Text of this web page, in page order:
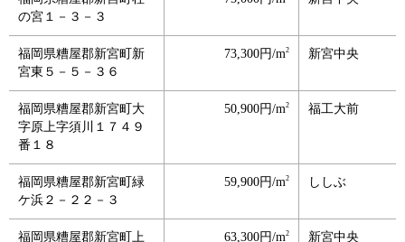
の宮１－３－３
福岡県糟屋郡新宮町新
宮東５－５－３６
73,300円/m2 新宮中央
福岡県糟屋郡新宮町大
字原上字須川１７４９
番１８
50,900円/m2 福工大前
福岡県糟屋郡新宮町緑
ケ浜２－２２－３
59,900円/m2 ししぶ
福岡県糟屋郡新宮町上
63,300円/m2 新宮中央